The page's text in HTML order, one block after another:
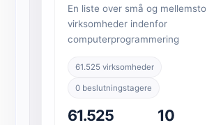
En liste over små og
virksomheder indenfor
computerprogrammering
61.525 virksomheder
0 beslutningstagere
61.525 10